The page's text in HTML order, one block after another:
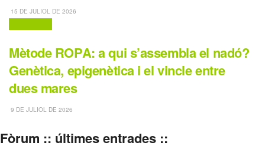
15 DE JULIOL DE 2026
Mètode ROPA: a qui s’assembla el nadó?
Genètica, epigenètica i el vincle entre
dues mares
9 DE JULIOL DE 2026
Fòrum :: últimes entrades ::